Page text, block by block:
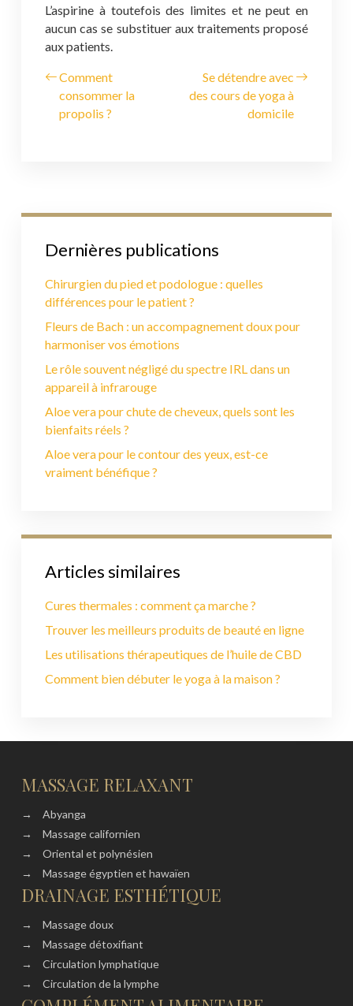
L’aspirine à toutefois des limites et ne peut en
aucun cas se substituer aux traitements proposé
aux patients.
Comment
consommer la
propolis ?
Se détendre avec
des cours de yoga à
domicile
Dernières publications
Chirurgien du pied et podologue : quelles
différences pour le patient ?
Fleurs de Bach : un accompagnement doux pour
harmoniser vos émotions
Le rôle souvent négligé du spectre IRL dans un
appareil à infrarouge
Aloe vera pour chute de cheveux, quels sont les
bienfaits réels ?
Aloe vera pour le contour des yeux, est-ce
vraiment bénéfique ?
Articles similaires
Cures thermales : comment ça marche ?
Trouver les meilleurs produits de beauté en ligne
Les utilisations thérapeutiques de l’huile de CBD
Comment bien débuter le yoga à la maison ?
MASSAGE RELAXANT
→
Abyanga
→
Massage californien
→
Oriental et polynésien
→
Massage égyptien et hawaïen
DRAINAGE ESTHÉTIQUE
→
Massage doux
→
Massage détoxifiant
→
Circulation lymphatique
→
Circulation de la lymphe